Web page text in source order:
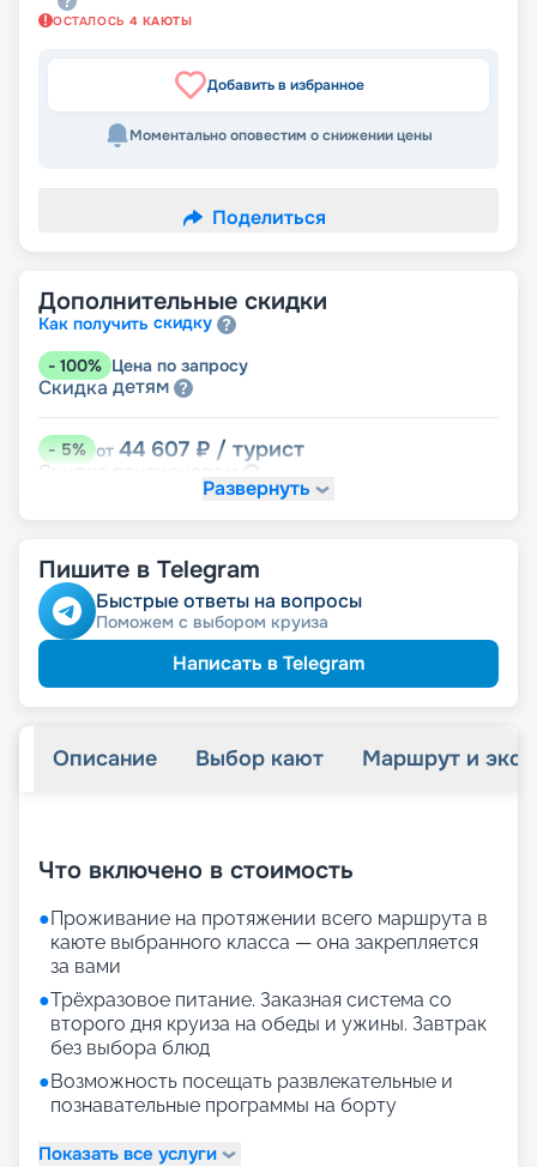
ОСТАЛОСЬ 4 КАЮТЫ
Добавить в избранное
Моментально оповестим о снижении цены
Поделиться
Дополнительные скидки
Как получить скидку
- 100% Цена по запросу
Скидка детям
-5% от 44 607 ₽ / турист
Скидка
Развернуть
Пишите в Telegram
Быстрые ответы на вопросы
Поможем с выбором круиза
Написать в Telegram
Описание Выбор кают Маршрут и
Что включено в стоимость
●Проживание на протяжении всего маршрута в
каюте выбранного класса — она закрепляется
за вами
●Трёхразовое питание. Заказная система со
второго дня круиза на обеды и ужины. Завтрак
без выбора блюд
●Возможность посещать развлекательные и
познавательные программы на борту
Показать все услуги